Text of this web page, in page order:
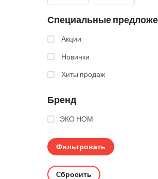
Специальные
Акции
Новинки
Хиты продаж
Бренд
ЭКО НОМ
Cбросить